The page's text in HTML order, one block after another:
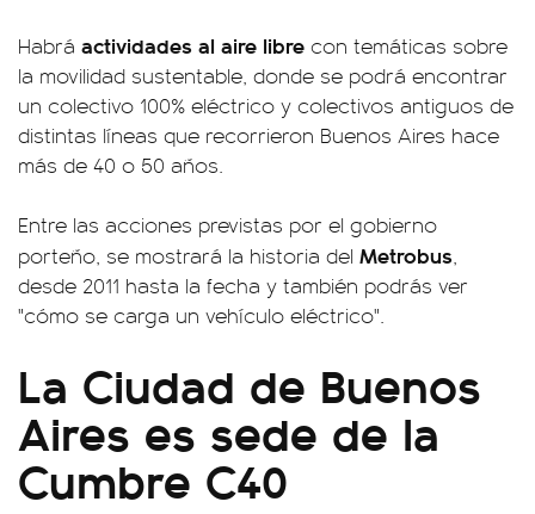
Habrá actividades al aire libre con temáticas sobre
la movilidad sustentable, donde se podrá encontrar
un colectivo 100% eléctrico y colectivos antiguos de
distintas líneas que recorrieron Buenos Aires hace
más de 40 o 50 años.
Entre las acciones previstas por el gobierno
porteño, se mostrará la historia del Metrobus,
desde 2011 hasta la fecha y también podrás ver
"cómo se carga un vehículo eléctrico".
La Ciudad de Buenos
Aires es sede de la
Cumbre C40